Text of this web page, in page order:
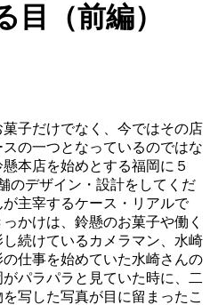
目（前編）
子だけでなく、今ではその店
の一つとなっているのではな
本店を始めとする福岡に５
のデザイン・設計をしてくだ
主宰するケース・リアルで
かけは、鈴懸のお菓子や働く
続けているカメラマン、水崎
仕事を始めていた水崎さんの
パラパラと見ていた時に、二
写した写真が目に留まったこ